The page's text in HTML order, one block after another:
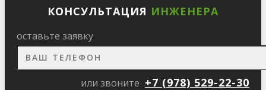
КОНСУЛЬТАЦИЯ ИНЖЕНЕРА
оставьте заявку
или звоните +7 (978) 529-22-30